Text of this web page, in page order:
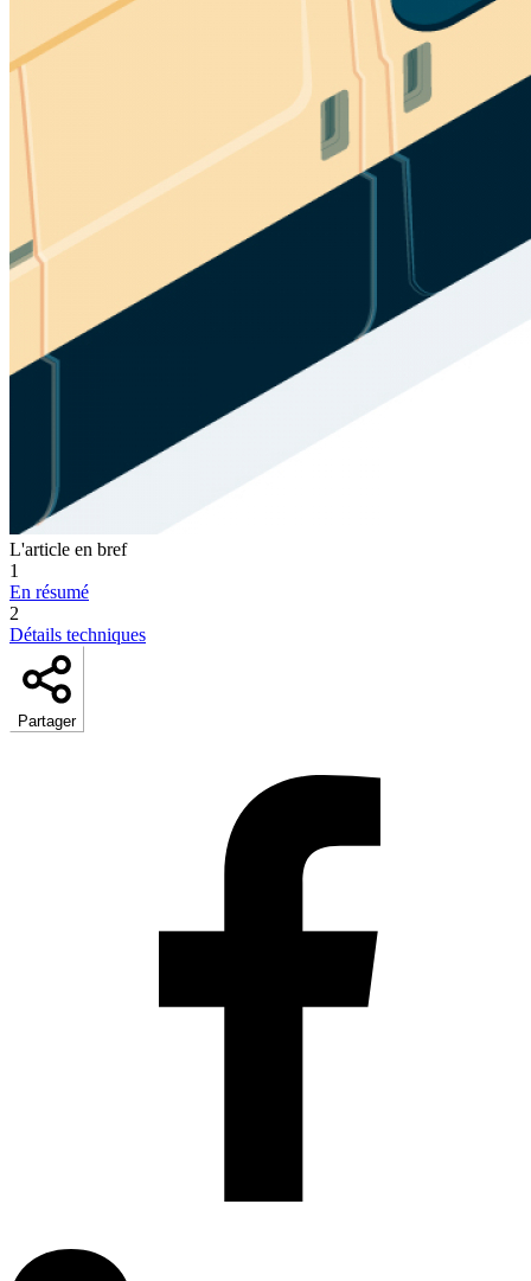
L'article en bref
1
En résumé
2
Détails techniques
Partager